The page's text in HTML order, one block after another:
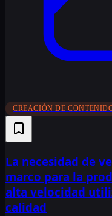
CREACIÓN DE
La necesidad de
marco para la
alta velocidad
calidad